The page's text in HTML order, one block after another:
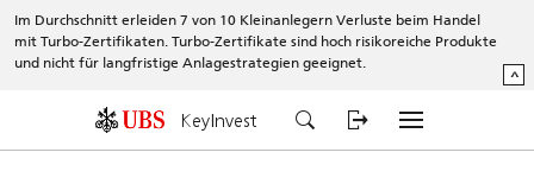
Im Durchschnitt erleiden 7 von 10 Kleinanlegern Verluste beim Handel
mit Turbo-Zertifikaten. Turbo-Zertifikate sind hoch risikoreiche Produkte
und nicht für langfristige Anlagestrategien geeignet.
^
KeyInvest